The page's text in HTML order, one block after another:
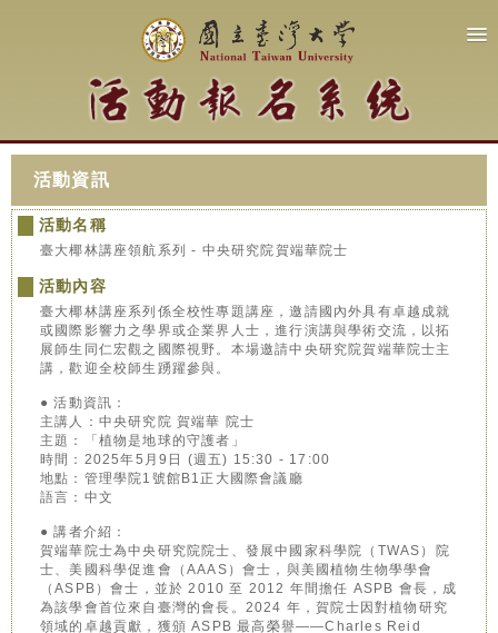
活動資訊
活動名稱
臺大椰林講座領航系列 - 中央研究院賀端華院士
活動內容
臺大椰林講座系列係全校性專題講座，邀請國內外具有卓越成就
或國際影響力之學界或企業界人士，進行演講與學術交流，以拓
展師生同仁宏觀之國際視野。本場邀請中央研究院賀端華院士主
講，歡迎全校師生踴躍參與。
● 活動資訊：
主講人：中央研究院 賀端華 院士
主題：「植物是地球的守護者」
時間：2025年5月9日 (週五) 15:30 - 17:00
地點：管理學院1號館B1正大國際會議廳
語言：中文
● 講者介紹：
賀端華院士為中央研究院院士、發展中國家科學院（TWAS）院
士、美國科學促進會（AAAS）會士，與美國植物生物學學會
（ASPB）會士，並於 2010 至 2012 年間擔任 ASPB 會長，成
為該學會首位來自臺灣的會長。2024 年，賀院士因對植物研究
領域的卓越貢獻，獲頒 ASPB 最高榮譽——Charles Reid